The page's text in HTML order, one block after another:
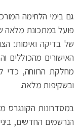
גם בימי הלחימה
של בדיקה ואימות:
האישורים מהכוללים
מחלקת הרווחה, כדי
ובשקיפות מלאה.
במסדרונות הקונגרס
הנרשמים החדשים,